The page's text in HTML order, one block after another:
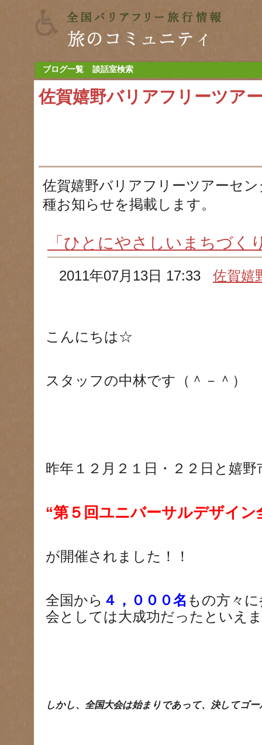
ブログ一覧 談話室検索
佐賀嬉野バリアフリーツア
佐賀嬉野バリアフリーツアーセ
種お知らせを掲載します。
「ひとにやさしいまちづく
2011年07月13日 17:33佐賀嬉
こんにちは☆
スタッフの中林です（＾－＾）
昨年１２月２１日・２２日と嬉野
“第５回ユニバーサルデザイン
が開催されました！！
全国から ４，０００名 もの方々
会としては大成功だったとい
しかし、全国大会は始まりであって、決してゴ